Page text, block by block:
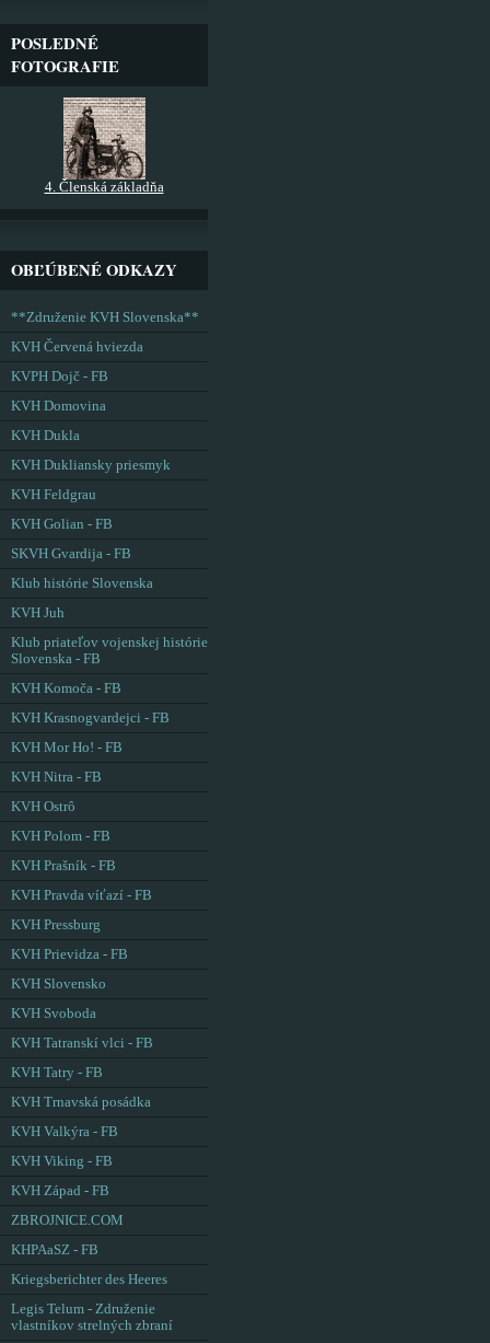
POSLEDNÉ
FOTOGRAFIE
4. Členská základňa
OBĽÚBENÉ ODKAZY
**Združenie KVH Slovenska**
KVH Červená hviezda
KVPH Dojč - FB
KVH Domovina
KVH Dukla
KVH Dukliansky priesmyk
KVH Feldgrau
KVH Golian - FB
SKVH Gvardija - FB
Klub histórie Slovenska
KVH Juh
Klub priateľov vojenskej histórie
Slovenska - FB
KVH Komoča - FB
KVH Krasnogvardejci - FB
KVH Mor Ho! - FB
KVH Nitra - FB
KVH Ostrô
KVH Polom - FB
KVH Prašník - FB
KVH Pravda víťazí - FB
KVH Pressburg
KVH Prievidza - FB
KVH Slovensko
KVH Svoboda
KVH Tatranskí vlci - FB
KVH Tatry - FB
KVH Trnavská posádka
KVH Valkýra - FB
KVH Viking - FB
KVH Západ - FB
ZBROJNICE.COM
KHPAaSZ - FB
Kriegsberichter des Heeres
Legis Telum - Združenie
vlastníkov strelných zbraní